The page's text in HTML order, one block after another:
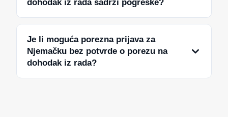
dohodak iz rada sadrži pogreške?
Je li moguća porezna prijava za
Njemačku bez potvrde o porezu na
dohodak iz rada?